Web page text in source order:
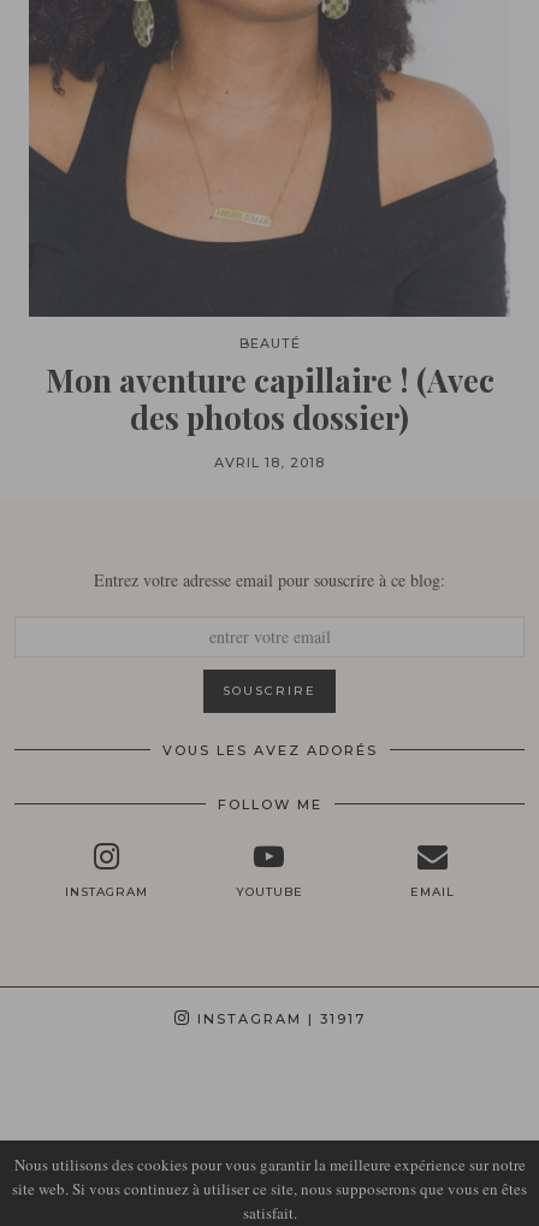
BEAUTÉ
Mon aventure capillaire ! (Avec
des photos dossier)
AVRIL 18, 2018
Entrez votre adresse email pour souscrire à ce blog:
VOUS LES AVEZ ADORÉS
FOLLOW ME
INSTAGRAM YOUTUBE EMAIL
INSTAGRAM | 31917
LIRONS D'ELLE
Nous utilisons des cookies pour vous garantir la meilleure expérience sur notre
site web. Si vous continuez à utiliser ce site, nous supposerons que vous en êtes
satisfait.